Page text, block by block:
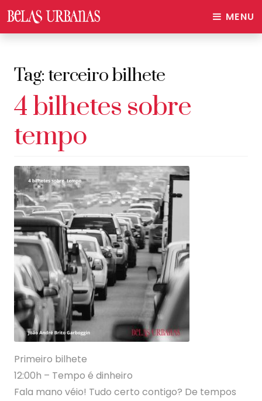
MENU
Tag:terceiro bilhete
4 bilhetes sobre
tempo
Primeiro bilhete
12:00h – Tempo é dinheiro
Fala mano véio! Tudo certo contigo? De tempos